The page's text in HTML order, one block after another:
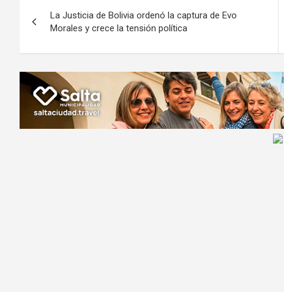
o
o
k
A
p
p
a
m
o
ail
g
de
entradas
La Justicia de Bolivia ordenó la captura de Evo
Morales y crece la tensión política